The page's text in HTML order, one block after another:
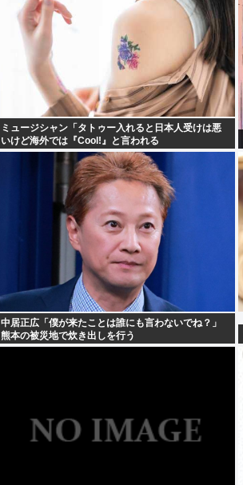
ミュージシャン「タトゥー入れると日本人受けは悪
いけど海外では『Cool!』と言われる
中居正広「僕が来たことは誰にも言わないでね？」
熊本の被災地で炊き出しを行う